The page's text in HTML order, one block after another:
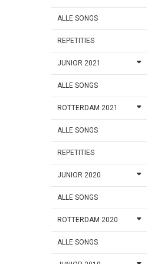
ALLE SONGS
REPETITIES
JUNIOR 2021
ALLE SONGS
ROTTERDAM 2021
ALLE SONGS
REPETITIES
JUNIOR 2020
ALLE SONGS
ROTTERDAM 2020
ALLE SONGS